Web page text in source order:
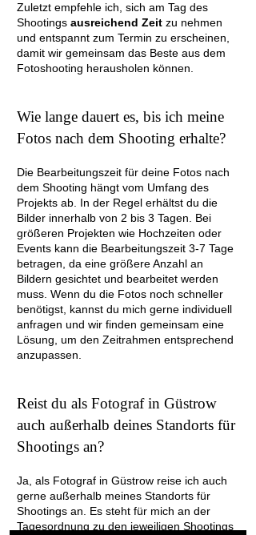
Zuletzt empfehle ich, sich am Tag des
Shootings ausreichend Zeit zu nehmen
und entspannt zum Termin zu erscheinen,
damit wir gemeinsam das Beste aus dem
Fotoshooting herausholen können.
Wie lange dauert es, bis ich meine
Fotos nach dem Shooting erhalte?
Die Bearbeitungszeit für deine Fotos nach
dem Shooting hängt vom Umfang des
Projekts ab. In der Regel erhältst du die
Bilder innerhalb von 2 bis 3 Tagen. Bei
größeren Projekten wie Hochzeiten oder
Events kann die Bearbeitungszeit 3-7 Tage
betragen, da eine größere Anzahl an
Bildern gesichtet und bearbeitet werden
muss. Wenn du die Fotos noch schneller
benötigst, kannst du mich gerne individuell
anfragen und wir finden gemeinsam eine
Lösung, um den Zeitrahmen entsprechend
anzupassen.
Reist du als Fotograf in Güstrow
auch außerhalb deines Standorts für
Shootings an?
Ja, als Fotograf in Güstrow reise ich auch
gerne außerhalb meines Standorts für
Shootings an. Es steht für mich an der
Tagesordnung zu den jeweiligen Shootings